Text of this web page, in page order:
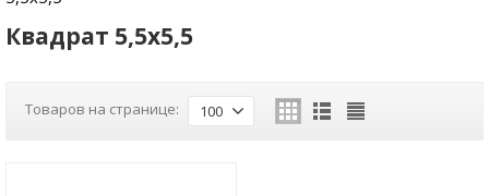
Квадрат 5,5х5,5
Товаров на странице: 100